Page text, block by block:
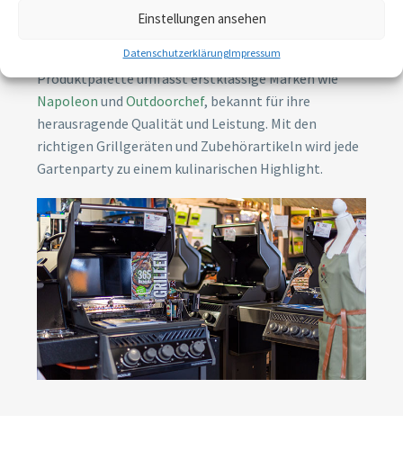
Einstellungen ansehen
DatenschutzerklärungImpressum
vielfältige Auswahl an Grills, von Gas- und
unvergessliches Grillerlebnis garantieren. Unsere
Produktpalette umfasst erstklassige Marken wie
Napoleon und Outdoorchef, bekannt für ihre
herausragende Qualität und Leistung. Mit den
richtigen Grillgeräten und Zubehörartikeln wird jede
Gartenparty zu einem kulinarischen Highlight.